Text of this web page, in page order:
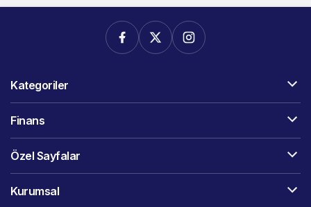
Kategoriler
Finans
Özel Sayfalar
Kurumsal